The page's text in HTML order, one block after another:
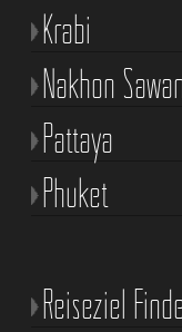
Krabi
Nakhon
Pattaya
Phuket
Reiseziel